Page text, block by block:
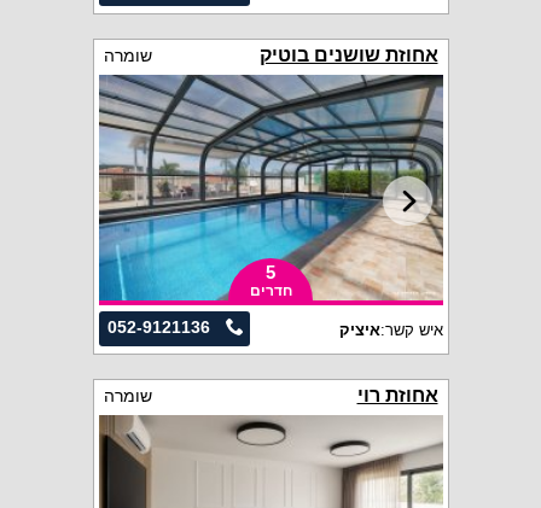
אחוזת שושנים בוטיק שומרה
5
חדרים
052-9121136 איש קשר:איציק
אחוזת רוי שומרה